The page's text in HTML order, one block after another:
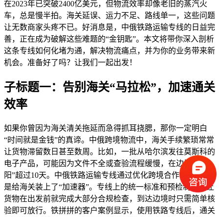
在2023年已突破2400亿美元，但物流效率却像老旧的蒸汽火
车，总是慢半拍。海关延误、运力不足、路线单一，这些问题
让无数商家头疼不已。好消息是，中俄铁路运输专线的日益完
善，正在成为破解这些难题的“金钥匙”。本文将带你深入剖析
这条专线如何化堵为通，解决物流痛点，并为你的业务带来新
机会。准备好了吗？让我们一起出发！
子标题一：告别海关“马拉松”，加速通关
效率
如果你曾因为海关清关拖延而急得抓耳挠腮，那你一定明白
“时间就是金钱”的真谛。中俄跨境物流中，海关手续繁琐常常
让货物滞留数日甚至数周。比如，一批从哈尔滨发往莫斯科的
电子产品，可能因为文件不全或查验流程缓慢，在边境“晒太
阳”超过10天。中俄铁路运输专线通过优化跨境合作机制，像
是给海关装上了“加速器”。专线上的统一标准和预检制度，让
货物在出发前就完成大部分合规检查，到达边境时只需简单核
验即可放行。铁拼拼的客户案例显示，使用铁路专线后，通关